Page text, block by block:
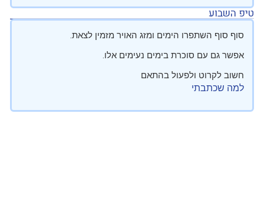
טיפ השבוע
סוף סוף השתפרו הימים ומזג האויר מזמין לצאת.
אפשר גם עם סוכרת בימים נעימים אלו.
חשוב לקרוט ולפעול בהתאם
למה שכתבתי